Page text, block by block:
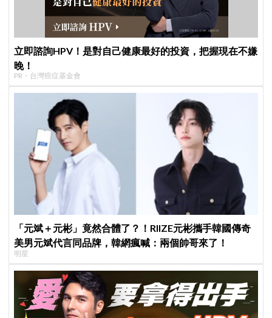
立即諮詢HPV！是對自己健康最好的投資，把握現在不嫌
晚！
PR・台灣癌症基金會
「元斌＋元彬」竟然合體了？！RIIZE元彬攜手韓國傳奇
美男元斌代言同品牌，韓網瘋喊：兩個帥哥來了！
明星